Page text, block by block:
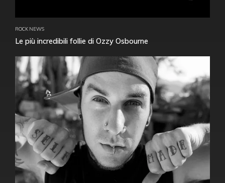
ROCK NEWS
Le più incredibili follie di Ozzy Osbourne